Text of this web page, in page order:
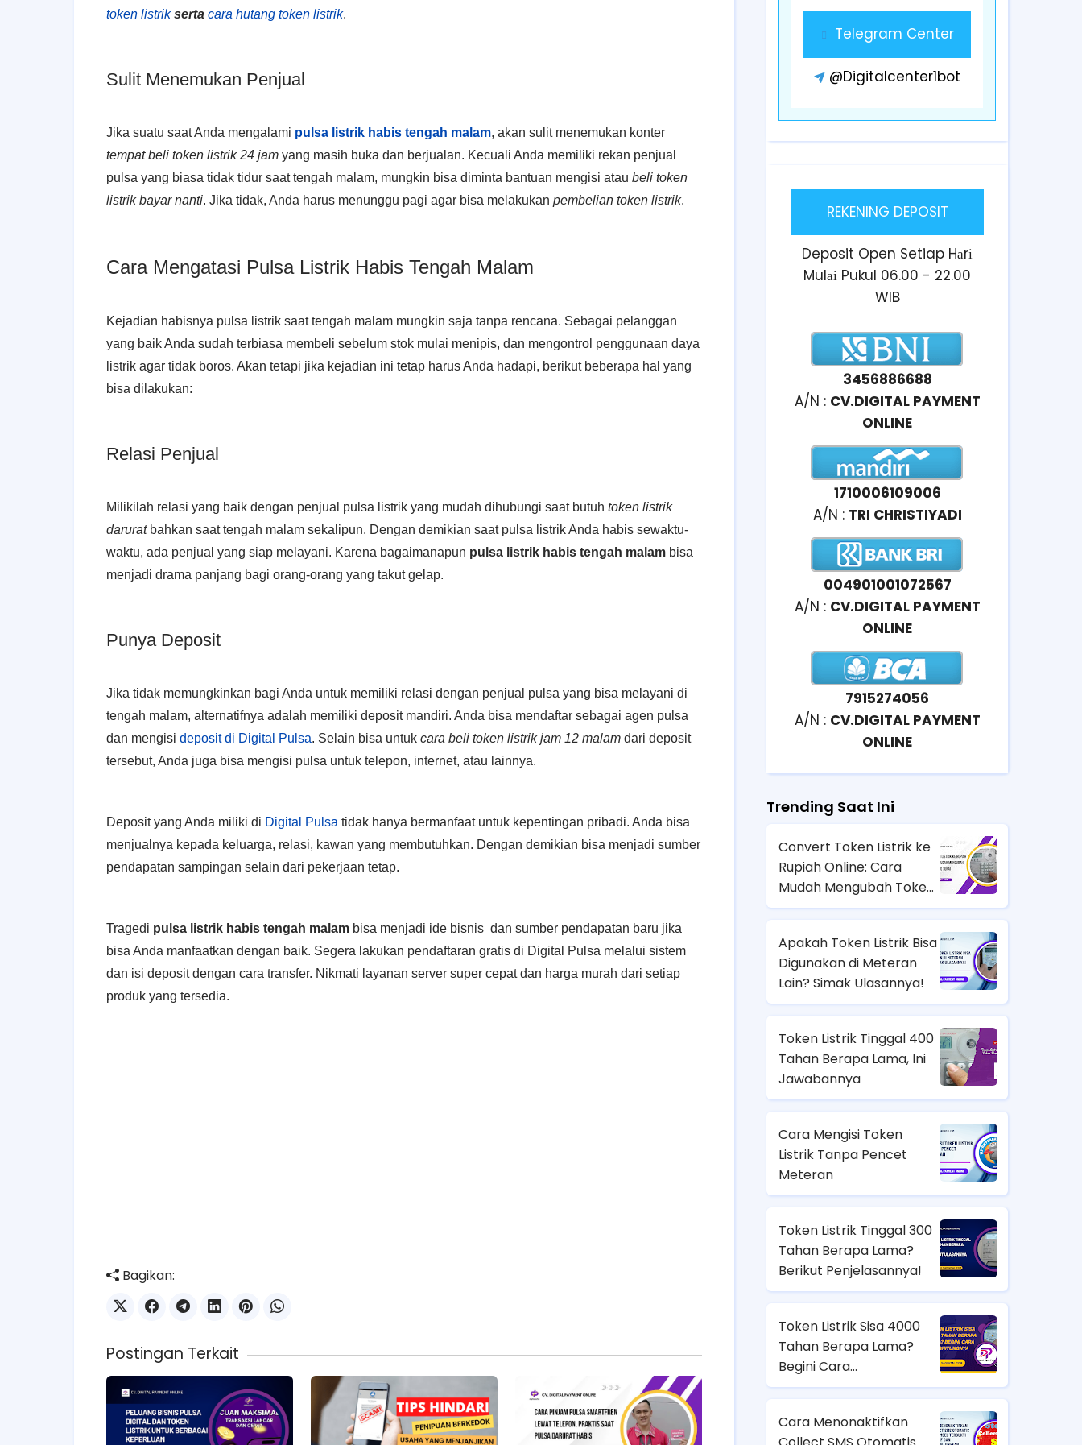
token listrik serta cara hutang token listrik.
Sulit Menemukan Penjual
Jika suatu saat Anda mengalami pulsa listrik habis tengah malam, akan sulit menemukan konter
tempat beli token listrik 24 jam yang masih buka dan berjualan. Kecuali Anda memiliki rekan penjual
pulsa yang biasa tidak tidur saat tengah malam, mungkin bisa diminta bantuan mengisi atau beli token
listrik bayar nanti. Jika tidak, Anda harus menunggu pagi agar bisa melakukan pembelian token listrik.
Cara Mengatasi Pulsa Listrik Habis Tengah Malam
Kejadian habisnya pulsa listrik saat tengah malam mungkin saja tanpa rencana. Sebagai pelanggan
yang baik Anda sudah terbiasa membeli sebelum stok mulai menipis, dan mengontrol penggunaan daya
listrik agar tidak boros. Akan tetapi jika kejadian ini tetap harus Anda hadapi, berikut beberapa hal yang
bisa dilakukan:
Relasi Penjual
Milikilah relasi yang baik dengan penjual pulsa listrik yang mudah dihubungi saat butuh token listrik
daruratbahkan saat tengah malam sekalipun. Dengan demikian saat pulsa listrik Anda habis sewaktu-
waktu, ada penjual yang siap melayani. Karena bagaimanapun pulsa listrik habis tengah malam bisa
menjadi drama panjang bagi orang-orang yang takut gelap.
Punya Deposit
Jika tidak memungkinkan bagi Anda untuk memiliki relasi dengan penjual pulsa yang bisa melayani di
tengah malam, alternatifnya adalah memiliki deposit mandiri. Anda bisa mendaftar sebagai agen pulsa
dan mengisi deposit di Digital Pulsa. Selain bisa untuk cara beli token listrik jam 12 malam dari deposit
tersebut, Anda juga bisa mengisi pulsa untuk telepon, internet, atau lainnya.
Deposit yang Anda miliki di Digital Pulsa tidak hanya bermanfaat untuk kepentingan pribadi. Anda bisa
menjualnya kepada keluarga, relasi, kawan yang membutuhkan. Dengan demikian bisa menjadi sumber
pendapatan sampingan selain dari pekerjaan tetap.
Tragedi pulsa listrik habis tengah malam bisa menjadi ide bisnis dan sumber pendapatan baru jika
bisa Anda manfaatkan dengan baik. Segera lakukan pendaftaran gratis di Digital Pulsa melalui sistem
dan isi deposit dengan cara transfer. Nikmati layanan server super cepat dan harga murah dari setiap
produk yang tersedia.
Bagikan:
Postingan Terkait
Telegram Center
@Digitalcenter1bot
REKENING DEPOSIT
Deposit Open Setiap Hаrі
Mulаі Pukul 06.00 - 22.00
WIB
3456886688
A/N : CV.DIGITAL PAYMENT
ONLINE
1710006109006
A/N : TRI CHRISTIYADI
004901001072567
A/N : CV.DIGITAL PAYMENT
ONLINE
7915274056
A/N : CV.DIGITAL PAYMENT
ONLINE
Trending Saat Ini
Convert Token Listrik ke
Rupiah Online: Cara
Mudah Mengubah Token
Jadi Uang Tunai
Apakah Token Listrik Bisa
Digunakan di Meteran
Lain? Simak Ulasannya!
Token Listrik Tinggal 400
Tahan Berapa Lama, Ini
Jawabannya
Cara Mengisi Token
Listrik Tanpa Pencet
Meteran
Token Listrik Tinggal 300
Tahan Berapa Lama?
Berikut Penjelasannya!
Token Listrik Sisa 4000
Tahan Berapa Lama?
Begini Cara
Menghitungnya
Cara Menonaktifkan